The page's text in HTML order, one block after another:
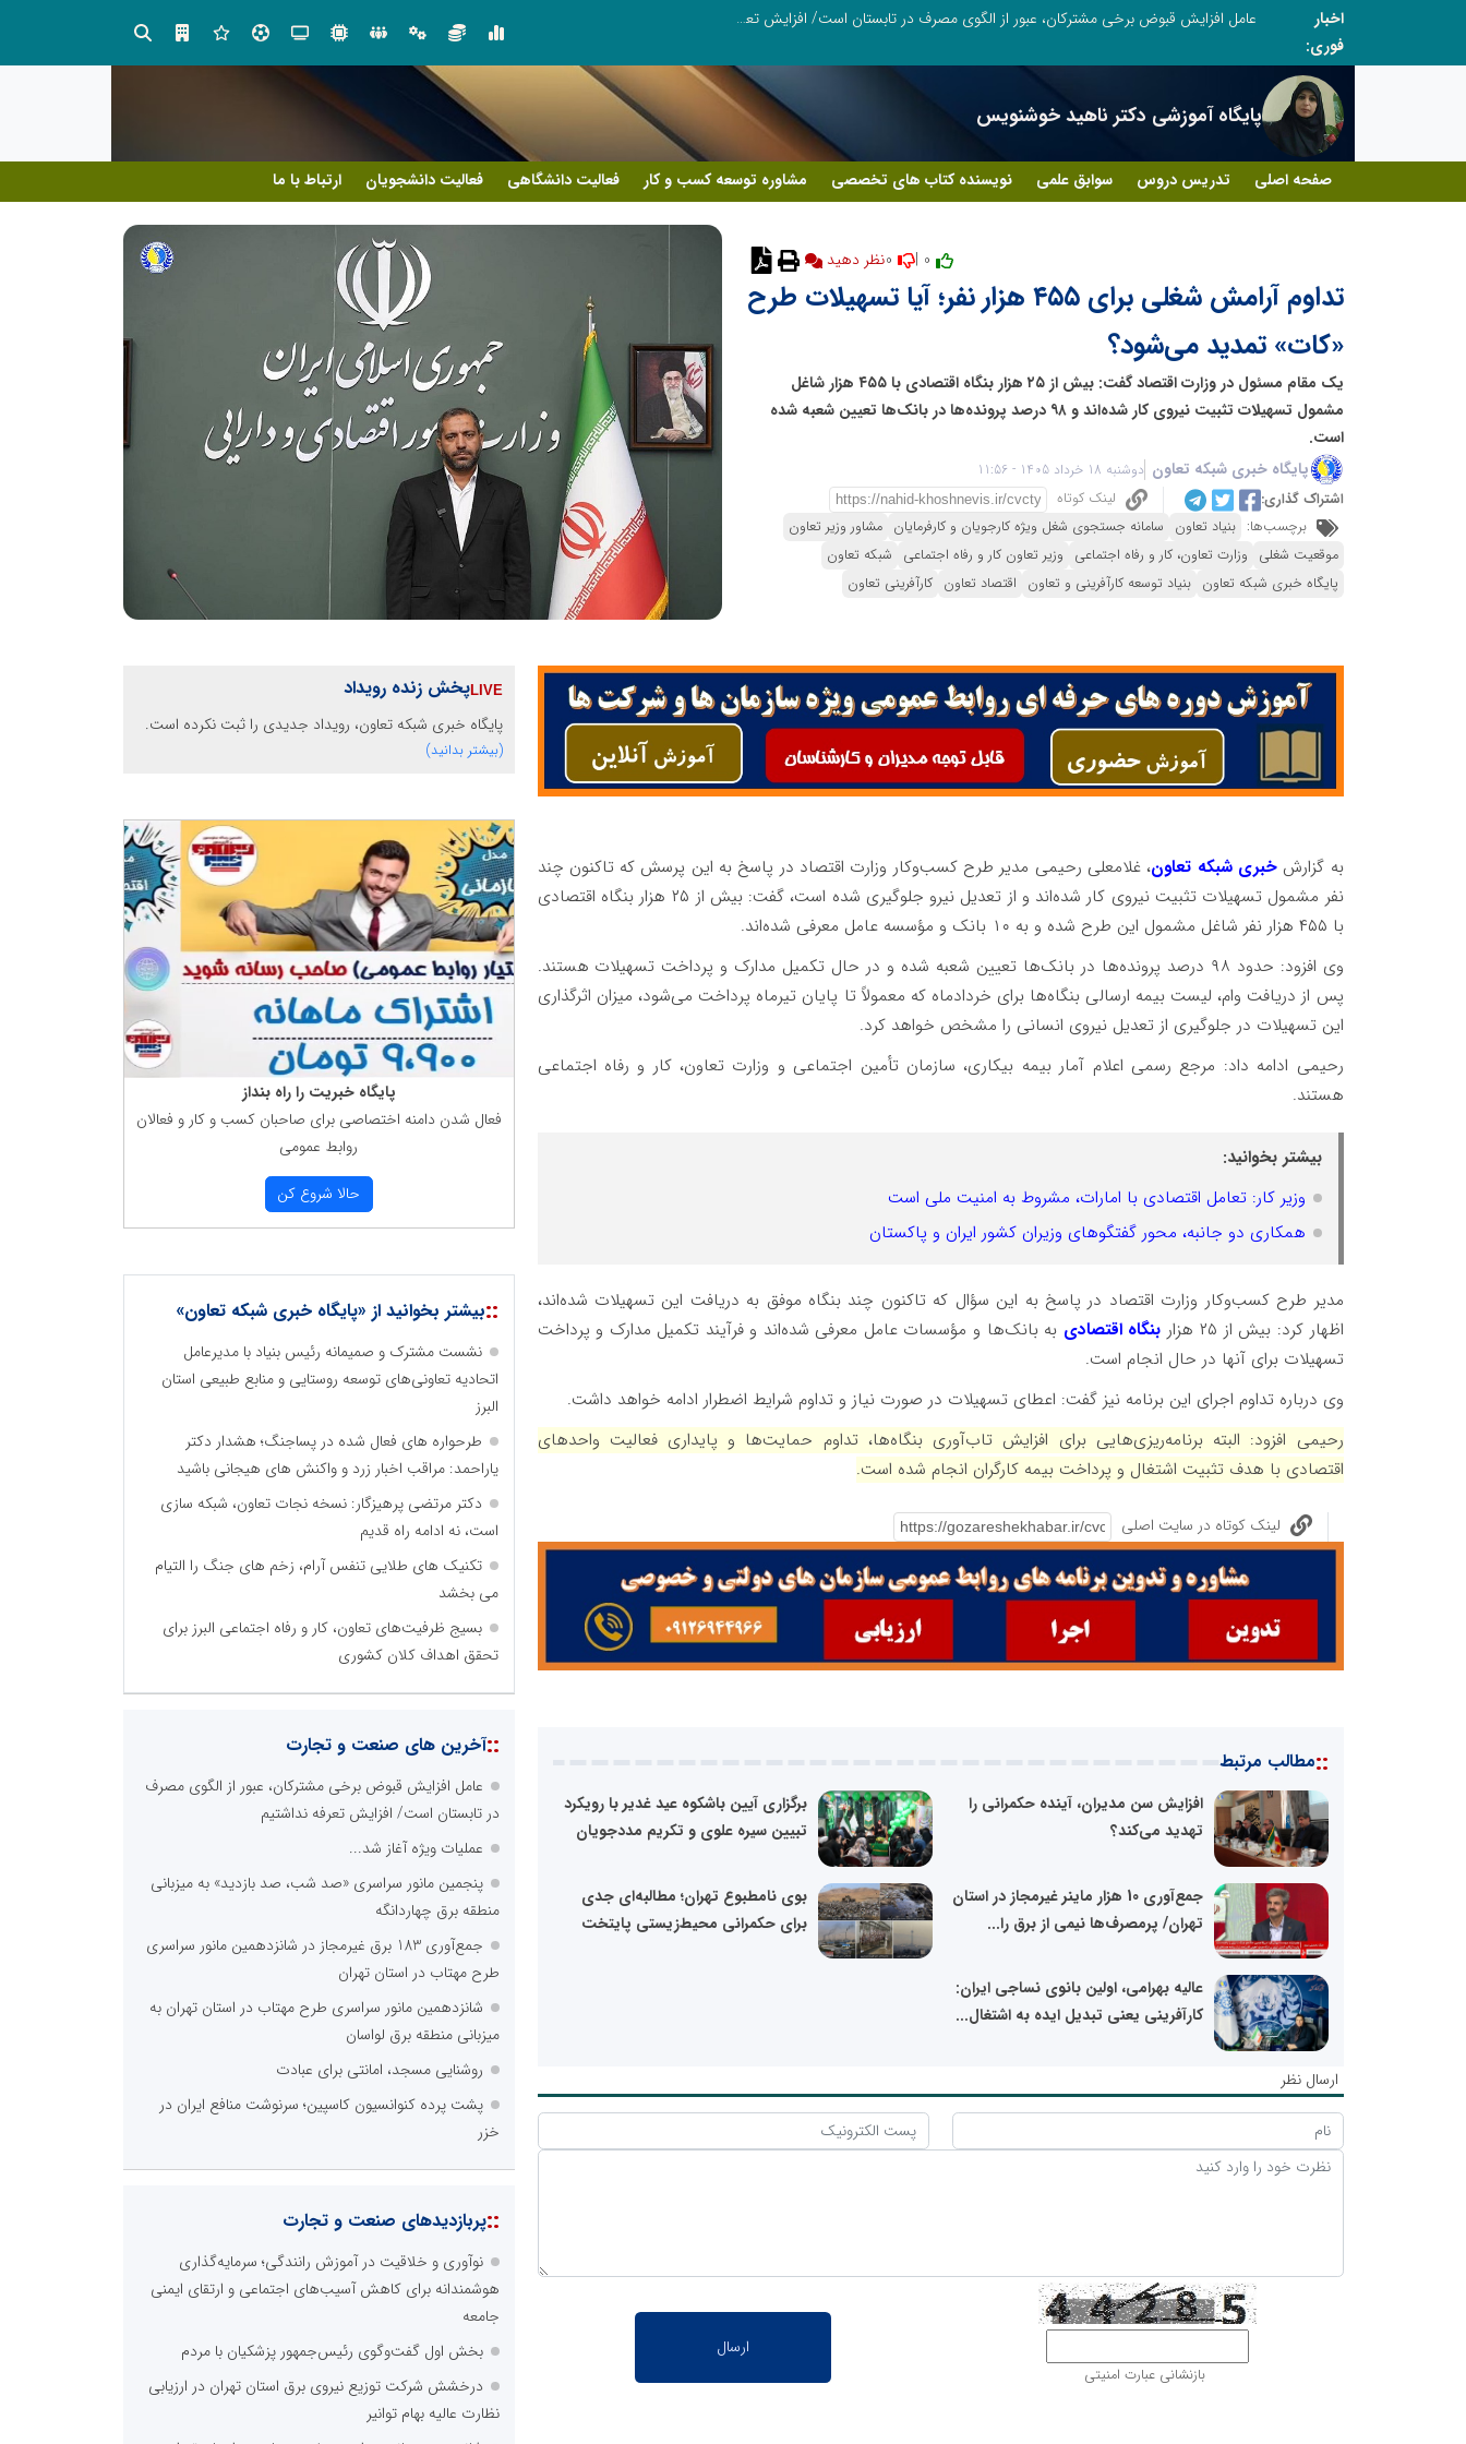
اخبار
فوری:
عامل افزایش قبوض برخی مشترکان، عبور از الگوی مصرف در تابستان است/ افزایش تعرفه نداشتیم پنجمین مانور سراسری «صد شب، صد بازدید» به میزبانی منطقه برق چهاردانگه شانزدهمین مانور سراسری طرح
پایگاه آموزشی دکتر ناهید خوشنویس
صفحه اصلی تدریس دروس سوابق علمی نویسنده کتاب های تخصصی مشاوره توسعه کسب و کار فعالیت دانشگاهی فعالیت دانشجویان ارتباط با ما
نظر دهید
تداوم آرامش شغلی برای ۴۵۵ هزار نفر؛ آیا تسهیلات طرح
«کات» تمدید می‌شود؟
یک مقام مسئول در وزارت اقتصاد گفت: بیش از ۲۵ هزار بنگاه اقتصادی با ۴۵۵ هزار شاغل
مشمول تسهیلات تثبیت نیروی کار شده‌اند و ۹۸ درصد پرونده‌ها در بانک‌ها تعیین شعبه شده
است.
پایگاه خبری شبکه تعاون دوشنبه 18 خرداد 1405 - 11:56
اشتراک گذاری:
لینک کوتاه
برچسب‌ها: بنیاد تعاون سامانه جستجوی شغل ویژه کارجویان و کارفرمایان مشاور وزیر تعاون
موقعیت شغلی وزارت تعاون، کار و رفاه اجتماعی وزیر تعاون کار و رفاه اجتماعی شبکه تعاون
پایگاه خبری شبکه تعاون بنیاد توسعه کارآفرینی و تعاون اقتصاد تعاون کارآفرینی تعاون
به گزارش خبری شبکه تعاون، غلامعلی رحیمی مدیر طرح کسب‌وکار وزارت اقتصاد در پاسخ به این پرسش که تاکنون چند
نفر مشمول تسهیلات تثبیت نیروی کار شده‌اند و از تعدیل نیرو جلوگیری شده است، گفت: بیش از ۲۵ هزار بنگاه اقتصادی
با ۴۵۵ هزار نفر شاغل مشمول این طرح شده و به ۱۰ بانک و مؤسسه عامل معرفی شده‌اند.
وی افزود: حدود ۹۸ درصد پرونده‌ها در بانک‌ها تعیین شعبه شده و در حال تکمیل مدارک و پرداخت تسهیلات هستند.
پس از دریافت وام، لیست بیمه ارسالی بنگاه‌ها برای خردادماه که معمولاً تا پایان تیرماه پرداخت می‌شود، میزان اثرگذاری
این تسهیلات در جلوگیری از تعدیل نیروی انسانی را مشخص خواهد کرد.
رحیمی ادامه داد: مرجع رسمی اعلام آمار بیمه بیکاری، سازمان تأمین اجتماعی و وزارت تعاون، کار و رفاه اجتماعی
هستند.
بیشتر بخوانید:
وزیر کار: تعامل اقتصادی با امارات، مشروط به امنیت ملی است
همکاری دو جانبه، محور گفتگوهای وزیران کشور ایران و پاکستان
مدیر طرح کسب‌وکار وزارت اقتصاد در پاسخ به این سؤال که تاکنون چند بنگاه موفق به دریافت این تسهیلات شده‌اند،
اظهار کرد: بیش از ۲۵ هزار
بنگاه اقتصادی به بانک‌ها و مؤسسات عامل معرفی شده‌اند و فرآیند تکمیل مدارک و پرداخت
تسهیلات برای آنها در حال انجام است.
وی درباره تداوم اجرای این برنامه نیز گفت: اعطای تسهیلات در صورت نیاز و تداوم شرایط اضطرار ادامه خواهد داشت.
رحیمی افزود: البته برنامه‌ریزی‌هایی برای افزایش تاب‌آوری بنگاه‌ها، تداوم حمایت‌ها و پایداری فعالیت واحدهای
اقتصادی با هدف تثبیت اشتغال و پرداخت بیمه کارگران انجام شده است.
لینک کوتاه در سایت اصلی
::مطالب مرتبط
افزایش سن مدیران، آینده حکمرانی را
تهدید می‌کند؟
برگزاری آیین باشکوه عید غدیر با رویکرد
تبیین سیره علوی و تکریم مددجویان
جمع‌آوری 10 هزار ماینر غیرمجاز در استان
تهران/ پرمصرف‌ها نیمی از برق را...
بوی نامطبوع تهران؛ مطالبه‌ای جدی
برای حکمرانی محیط‌زیستی پایتخت
عالیه بهرامی، اولین بانوی نساجی ایران:
کارآفرینی یعنی تبدیل ایده به اشتغال...
ارسال نظر
بازنشانی عبارت امنیتی
پخش زنده رویداد
پایگاه خبری شبکه تعاون، رویداد جدیدی را ثبت نکرده است.
(بیشتر بدانید)
پایگاه خبریت را راه بنداز
فعال شدن دامنه اختصاصی برای صاحبان كسب و كار و فعالان
روابط عمومی
حالا شروع كن
::بیشتر بخوانید از «پایگاه خبری شبکه تعاون»
نشست مشترک و صمیمانه رئیس بنیاد با مدیرعامل
اتحادیه تعاونی‌های توسعه روستایی و منابع طبیعی استان
البرز
طرحواره های فعال شده در پساجنگ؛ هشدار دکتر
یاراحمد: مراقب اخبار زرد و واکنش های هیجانی باشید
دکتر مرتضی پرهیزگار: نسخه نجات تعاون، شبکه سازی
است، نه ادامه راه قدیم
تکنیک های طلایی تنفس آرام، زخم های جنگ را التیام
می بخشد
بسیج ظرفیت‌های تعاون، کار و رفاه اجتماعی البرز برای
تحقق اهداف کلان کشوری
::آخرین های صنعت و تجارت
عامل افزایش قبوض برخی مشترکان، عبور از الگوی مصرف
در تابستان است/ افزایش تعرفه نداشتیم
عملیات ویژه آغاز شد...
پنجمین مانور سراسری «صد شب، صد بازدید» به میزبانی
منطقه برق چهاردانگه
جمع‌آوری 183 برق غیرمجاز در شانزدهمین مانور سراسری
طرح مهتاب در استان تهران
شانزدهمین مانور سراسری طرح مهتاب در استان تهران به
میزبانی منطقه برق لواسان
روشنایی مسجد، امانتی برای عبادت
پشت پرده کنوانسیون کاسپین؛ سرنوشت منافع ایران در
خزر
::پربازدیدهای صنعت و تجارت
نوآوری و خلاقیت در آموزش رانندگی؛ سرمایه‌گذاری
هوشمندانه برای کاهش آسیب‌های اجتماعی و ارتقای ایمنی
جامعه
بخش اول گفت‌وگوی رئیس‌جمهور پزشکیان با مردم
درخشش شرکت توزیع نیروی برق استان تهران در ارزیابی
نظارت عالیه بهام توانیر